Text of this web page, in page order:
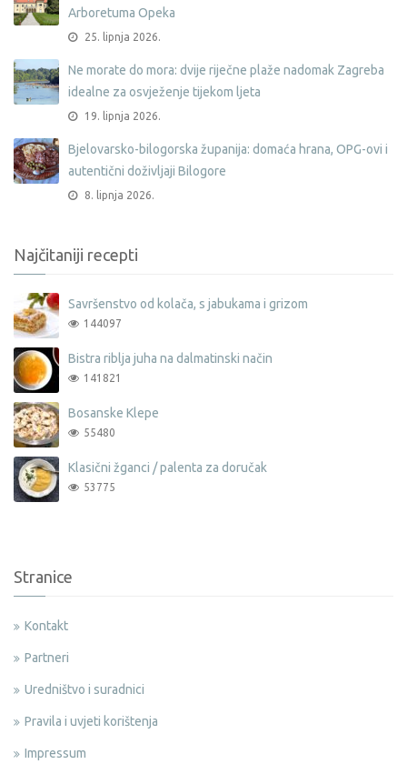
Arboretuma Opeka
25. lipnja 2026.
Ne morate do mora: dvije riječne plaže nadomak Zagreba
idealne za osvježenje tijekom ljeta
19. lipnja 2026.
Bjelovarsko-bilogorska županija: domaća hrana, OPG-ovi i
autentični doživljaji Bilogore
8. lipnja 2026.
Najčitaniji recepti
Savršenstvo od kolača, s jabukama i grizom
144097
Bistra riblja juha na dalmatinski način
141821
Bosanske Klepe
55480
Klasični žganci / palenta za doručak
53775
Stranice
Kontakt
Partneri
Uredništvo i suradnici
Pravila i uvjeti korištenja
Impressum